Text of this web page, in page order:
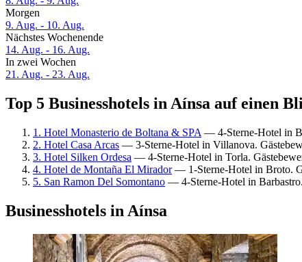
Morgen
9. Aug. - 10. Aug.
Nächstes Wochenende
14. Aug. - 16. Aug.
In zwei Wochen
21. Aug. - 23. Aug.
Top 5 Businesshotels in Aínsa auf einen
1. Hotel Monasterio de Boltana & SPA — 4-Sterne-Hotel in
2. Hotel Casa Arcas — 3-Sterne-Hotel in Villanova.
3. Hotel Silken Ordesa — 4-Sterne-Hotel in Torla.
4. Hotel de Montaña El Mirador— 1-Sterne-Hotel in Broto.
5. San Ramon Del Somontano — 4-Sterne-Hotel in
Businesshotels in Aínsa